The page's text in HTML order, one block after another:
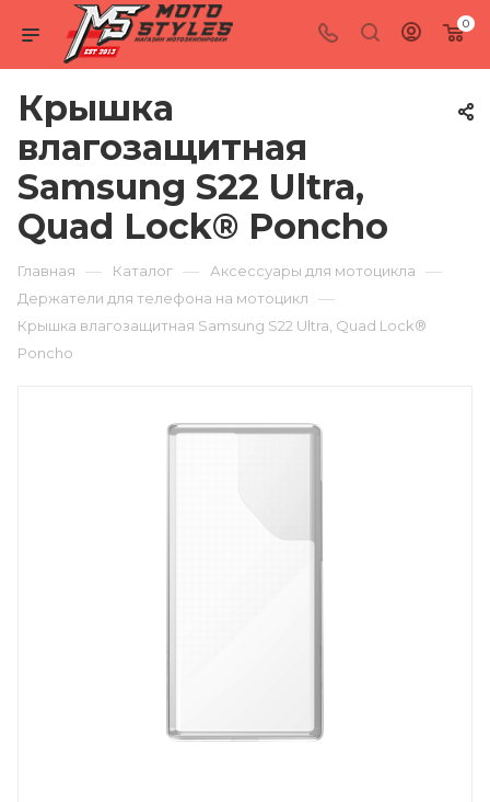
0
Крышка
влагозащитная
Samsung S22 Ultra,
Quad Lock® Poncho
Главная — Каталог — Аксессуары для мотоцикла —
Держатели для телефона на мотоцикл —
Крышка влагозащитная Samsung S22 Ultra, Quad Lock®
Poncho